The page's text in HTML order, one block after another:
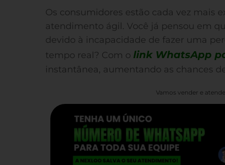
Os consumidores estão cada vez mais
atendimento ágil. Você já pensou em
devido à incapacidade de fazer uma
tempo real? Com o link WhatsApp
instantânea, aumentando as chances
Vamos vender e